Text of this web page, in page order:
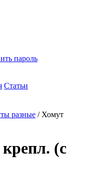
пароль
Статьи
разные / Хомут
(с